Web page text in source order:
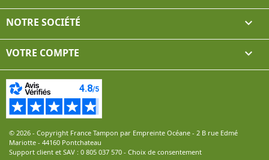
NOTRE SOCIÉTÉ 
VOTRE COMPTE 
© 2026 - Copyright France Tampon par Empreinte Océane - 2 B rue Edmé
Mariotte - 44160 Pontchateau
Support client et SAV : 0 805 037 570 - Choix de consentement